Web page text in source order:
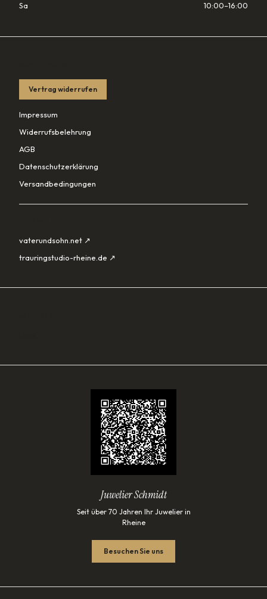
Sa
10:00–16:00
Vertrag widerrufen
Impressum
Widerrufsbelehrung
AGB
Datenschutzerklärung
Versandbedingungen
vaterundsohn.net ↗
trauringstudio-rheine.de ↗
Juwelier Schmidt
Seit über 70 Jahren Ihr Juwelier in
Rheine
Besuchen Sie uns